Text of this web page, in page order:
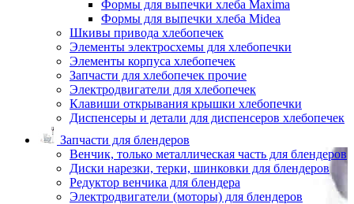
Формы для выпечки хлеба Maxima
Формы для выпечки хлеба Midea
Шкивы привода хлебопечек
Элементы электросхемы для хлебопечки
Элементы корпуса хлебопечек
Запчасти для хлебопечек прочие
Электродвигатели для хлебопечек
Клавиши открывания крышки хлебопечки
Диспенсеры и детали для диспенсеров хлебопечек
Запчасти для блендеров
Венчик, только металлическая часть для блендеров
Диски нарезки, терки, шинковки для блендеров
Редуктор венчика для блендера
Электродвигатели (моторы) для блендеров